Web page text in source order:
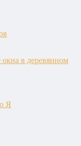
окна в деревянном
Я